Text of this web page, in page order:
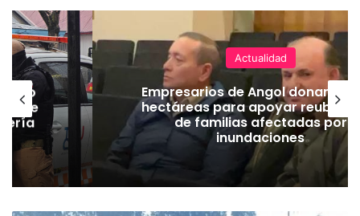
de
Actualidad
Empresarios de Angol donan
hectáreas para apoyar
de familias afectadas por
inundaciones